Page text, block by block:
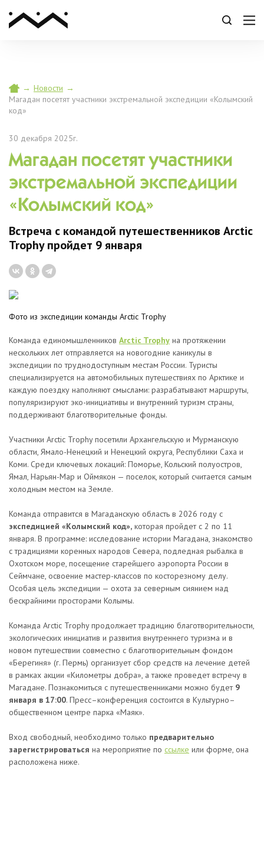
→ Новости →
Магадан посетят участники экстремальной экспедиции «Колымский
код»
30 декабря 2025г.
Магадан посетят участники
экстремальной экспедиции
«Колымский код»
Встреча с командой путешественников Arctic
Trophy пройдет 9 января
Фото из экспедиции команды Arctic Trophy
Команда единомышленников Arctic Trophy на протяжении
нескольких лет отправляется на новогодние каникулы в
экспедиции по труднодоступным местам России. Туристы
специализируется на автомобильных путешествиях по Арктике и
каждую поездку наполняют смыслами: разрабатывают маршруты,
популяризируют эко-инициативы и внутренний туризм страны,
поддерживают благотворительные фонды.
Участники Arctic Trophy посетили Архангельскую и Мурманскую
области, Ямало-Ненецкий и Ненецкий округа, Республики Саха и
Коми. Среди ключевых локаций: Поморье, Кольский полуостров,
Ямал, Нарьян-Мар и Оймякон — поселок, который считается самым
холодным местом на Земле.
Команда отправится в Магаданскую область в 2026 году с
экспедицией «Колымский код», которая пройдет с 2 по 11
января. В программе: исследование истории Магадана, знакомство
с традициями коренных народов Севера, подледная рыбалка в
Охотском море, посещение старейшего аэропорта России в
Сеймчане, освоение мастер-классов по косторезному делу.
Особая цель экспедиции — охота за северным сиянием над
бескрайними просторами Колымы.
Команда Arctic Trophy продолжает традицию благотворительности,
экологических инициатив и развития внутреннего туризма и в
новом путешествии совместно с благотворительным фондом
«Берегиня» (г. Пермь) организует сбор средств на лечение детей
в рамках акции «Километры добра», а также проведет встречу в
Магадане. Познакомиться с путешественниками можно будет 9
января в 17:00. Пресс–конференция состоится в Культурно–
общественном центре парка «Маяк».
Вход свободный, необходимо только предварительно
зарегистрироваться на мероприятие по ссылке или форме, она
расположена ниже.